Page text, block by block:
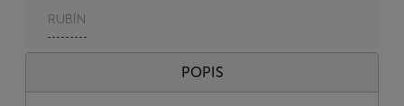
RUBÍN
POPIS